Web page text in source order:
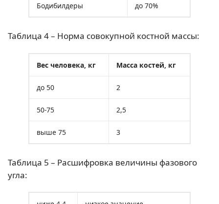
60
Бодибилдеры до 70%
Таблица 4 – Норма совокупной костной массы:
Вес человека, кг Масса костей, кг
до 50 2
50-75 2,5
выше 75 3
Таблица 5 – Расшифровка величины фазового
угла: